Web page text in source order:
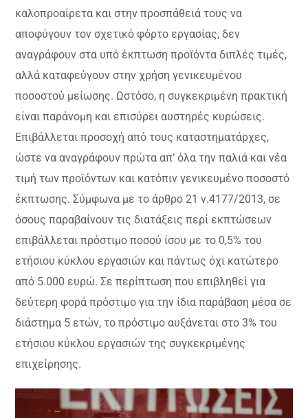
καλοπροαίρετα και στην προσπάθειά τους να
αποφύγουν τον σχετικό φόρτο εργασίας, δεν
αναγράφουν στα υπό έκπτωση προϊόντα διπλές τιμές,
αλλά καταφεύγουν στην χρήση γενικευμένου
ποσοστού μείωσης. Ωστόσο, η συγκεκριμένη πρακτική
είναι παράνομη και επισύρει αυστηρές κυρώσεις.
Επιβάλλεται προσοχή από τους καταστηματάρχες,
ώστε να αναγράφουν πρώτα απ’ όλα την παλιά και νέα
τιμή των προϊόντων και κατόπιν γενικευμένο ποσοστό
έκπτωσης. Σύμφωνα με το άρθρο 21 ν.4177/2013, σε
όσους παραβαίνουν τις διατάξεις περί εκπτώσεων
επιβάλλεται πρόστιμο ποσού ίσου με το 0,5% του
ετήσιου κύκλου εργασιών και πάντως όχι κατώτερο
από 5.000 ευρώ. Σε περίπτωση που επιβληθεί για
δεύτερη φορά πρόστιμο για την ίδια παράβαση μέσα σε
διάστημα 5 ετών, το πρόστιμο αυξάνεται στο 3% του
ετήσιου κύκλου εργασιών της συγκεκριμένης
επιχείρησης.